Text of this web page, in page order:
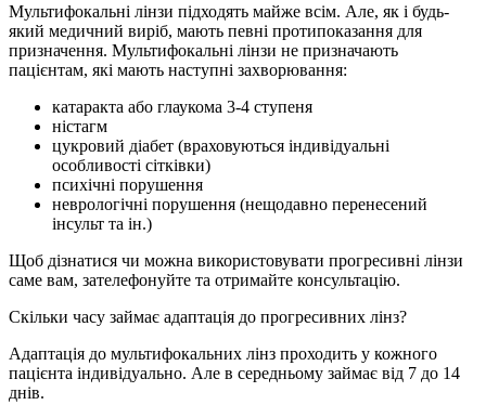
Мультифокальні лінзи підходять майже всім. Але, як і будь-
який медичний виріб, мають певні протипоказання для
призначення. Мультифокальні лінзи не призначають
пацієнтам, які мають наступні захворювання:
катаракта або глаукома 3-4 ступеня
ністагм
цукровий діабет (враховуються індивідуальні
особливості сітківки)
психічні порушення
неврологічні порушення (нещодавно перенесений
інсульт та ін.)
Щоб дізнатися чи можна використовувати прогресивні лінзи
саме вам, зателефонуйте та отримайте консультацію.
Скільки часу займає адаптація до прогресивних лінз?
Адаптація до мультифокальних лінз проходить у кожного
пацієнта індивідуально. Але в середньому займає від 7 до 14
днів.